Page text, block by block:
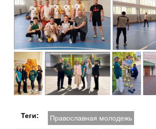
Теги: Православная молодежь